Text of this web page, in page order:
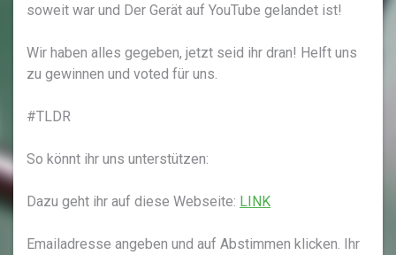
soweit war und Der Gerät auf YouTube gelandet ist!
Wir haben alles gegeben, jetzt seid ihr dran! Helft uns
zu gewinnen und voted für uns.
#TLDR
So könnt ihr uns unterstützen:
Dazu geht ihr auf diese Webseite: LINK
Emailadresse angeben und auf Abstimmen klicken. Ihr